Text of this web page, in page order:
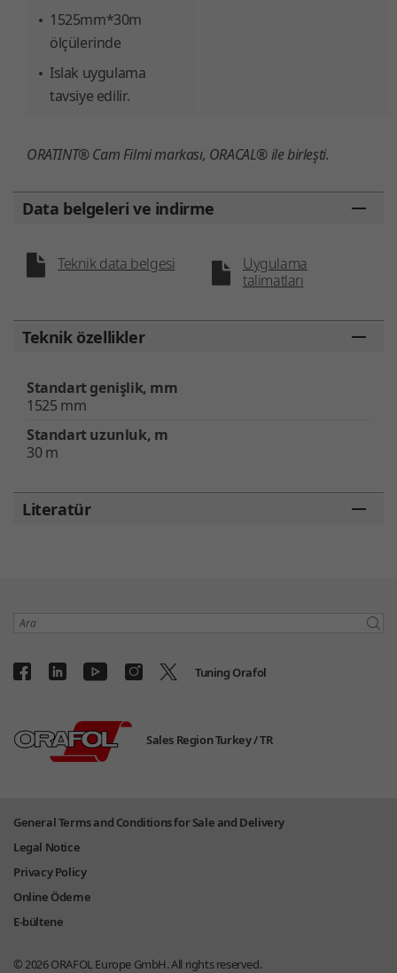
1525mm*30m
ölçülerinde
Islak uygulama
tavsiye edilir.
ORATINT® Cam Filmi markası, ORACAL® ile birleşti.
Data belgeleri ve indirme
Teknik data belgesi
Uygulama
talimatları
Teknik özellikler
Standart genişlik, mm
1525 mm
Standart uzunluk, m
30 m
Literatür
Ara
Tuning Orafol
Sales Region Turkey /TR
General Terms and Conditions for Sale and Delivery
Legal Notice
Privacy Policy
Online Ödeme
E-bültene
© 2026ORAFOL Europe GmbH.All rights reserved.